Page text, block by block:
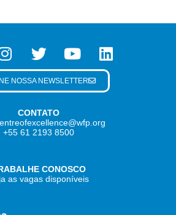
CONTATO
+55 61 2193 8500
CONOSCO
as vagas disponíveis
NOSSA NEWSLETTER